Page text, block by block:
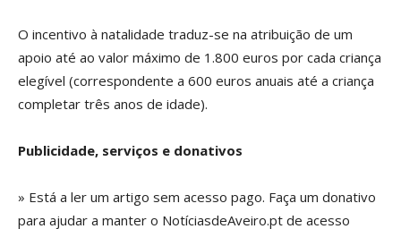
O incentivo à natalidade traduz-se na atribuição de um
apoio até ao valor máximo de 1.800 euros por cada criança
elegível (correspondente a 600 euros anuais até a criança
completar três anos de idade).
Publicidade, serviços e donativos
» Está a ler um artigo sem acesso pago. Faça um donativo
para ajudar a manter o NotíciasdeAveiro.pt de acesso